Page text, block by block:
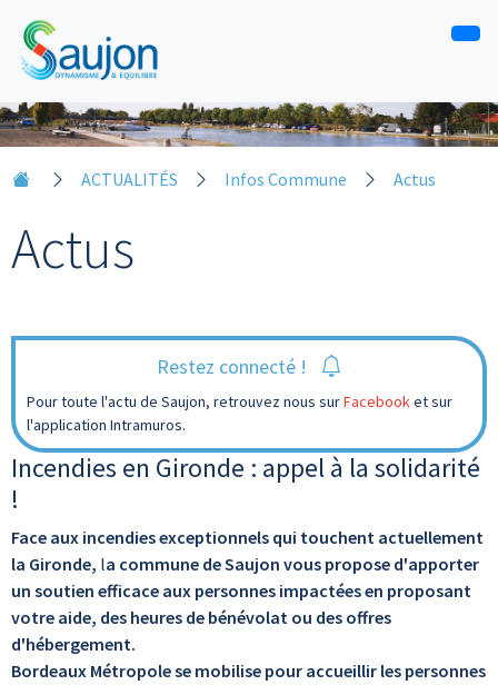
ACTUALITÉS Infos Commune Actus
Actus
Restez connecté !
Pour toute l'actu de Saujon, retrouvez nous surFacebooket sur
l'application Intramuros.
Incendies en Gironde : appel à la solidarité
!
Face aux incendies exceptionnels qui touchent actuellement
la Gironde, la commune de Saujon vous propose d'apporter
un soutien efficace aux personnes impactées en proposant
votre aide, des heures de bénévolat ou des offres
d'hébergement.
Bordeaux Métropole se mobilise pour accueillir les personnes